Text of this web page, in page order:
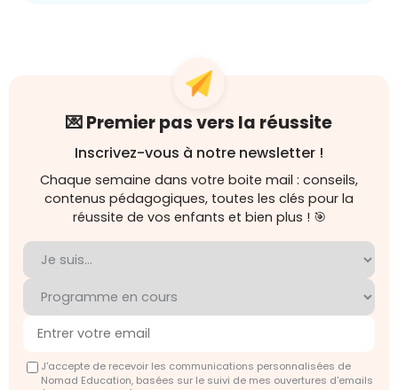
💌 Premier pas vers la réussite
Inscrivez-vous à notre newsletter !
Chaque semaine dans votre boite mail : conseils,
contenus pédagogiques, toutes les clés pour la
réussite de vos enfants et bien plus ! 🎯
J'accepte de recevoir les communications personnalisées de
Nomad Education, basées sur le suivi de mes ouvertures d'emails